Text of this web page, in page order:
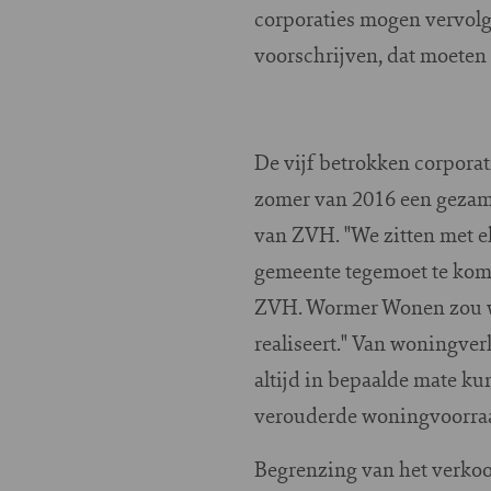
corporaties mogen
voorschrijven, dat
De vijf betrokken
zomer van 2016 een
van ZVH. "We zitten met
gemeente tegemoet te
ZVH. Wormer Wonen
realiseert." Van
altijd in bepaalde mate
verouderde
Begrenzing van het